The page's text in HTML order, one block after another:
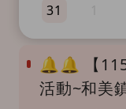
31
🔔🔔 【
活動~和美